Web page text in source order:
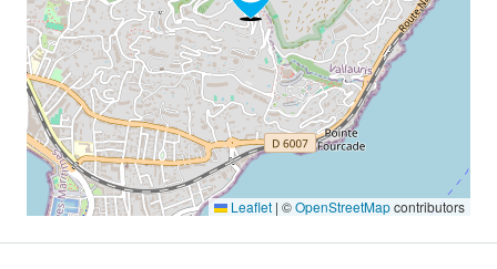
Leaflet | ©OpenStreetMapcontributors